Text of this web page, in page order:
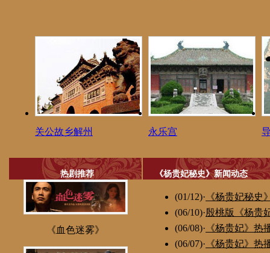
关公故乡解州 永乐宫
热剧推荐
《血色迷雾》
《杨贵妃秘史》新闻动态
(01/12)· 《杨贵妃秘史
(06/10)·殷桃版《杨贵
(06/08)· 《杨贵妃》热
(06/07)· 《杨贵妃》热